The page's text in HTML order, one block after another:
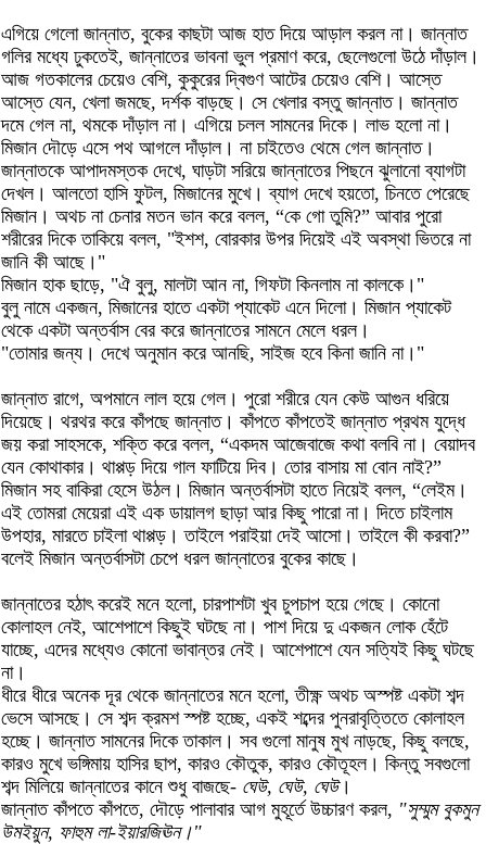
এগিয়ে গেলো জান্নাত, বুকের কাছটা আজ হাত দিয়ে আড়াল করল না। জান্নাত
গলির মধ্যে ঢুকতেই, জান্নাতের ভাবনা ভুল প্রমাণ করে, ছেলেগুলো উঠে দাঁড়াল।
আজ গতকালের চেয়েও বেশি, কুকুরের দ্বিগুণ আটের চেয়েও বেশি। আস্তে
আস্তে যেন, খেলা জমছে, দর্শক বাড়ছে। সে খেলার বস্তু জান্নাত। জান্নাত
দমে গেল না, থমকে দাঁড়াল না। এগিয়ে চলল সামনের দিকে। লাভ হলো না।
মিজান দৌড়ে এসে পথ আগলে দাঁড়াল। না চাইতেও থেমে গেল জান্নাত।
জান্নাতকে আপাদমস্তক দেখে, ঘাড়টা সরিয়ে জান্নাতের পিছনে ঝুলানো ব্যাগটা
দেখল। আলতো হাসি ফুটল, মিজানের মুখে। ব্যাগ দেখে হয়তো, চিনতে পেরেছে
মিজান। অথচ না চেনার মতন ভান করে বলল, “কে গো তুমি?” আবার পুরো
শরীরের দিকে তাকিয়ে বলল, "ইশশ, বোরকার উপর দিয়েই এই অবস্থা ভিতরে না
জানি কী আছে।"
মিজান হাক ছাড়ে, "ঐ বুলু, মালটা আন না, গিফটা কিনলাম না কালকে।"
বুলু নামে একজন, মিজানের হাতে একটা প্যাকেট এনে দিলো। মিজান প্যাকেট
থেকে একটা অন্তর্বাস বের করে জান্নাতের সামনে মেলে ধরল।
"তোমার জন্য। দেখে অনুমান করে আনছি, সাইজ হবে কিনা জানি না।"
জান্নাত রাগে, অপমানে লাল হয়ে গেল। পুরো শরীরে যেন কেউ আগুন ধরিয়ে
দিয়েছে। থরথর করে কাঁপছে জান্নাত। কাঁপতে কাঁপতেই জান্নাত প্রথম যুদ্ধে
জয় করা সাহসকে, শক্তি করে বলল, “একদম আজেবাজে কথা বলবি না। বেয়াদব
যেন কোথাকার। থাপ্পড় দিয়ে গাল ফাটিয়ে দিব। তোর বাসায় মা বোন নাই?”
মিজান সহ বাকিরা হেসে উঠল। মিজান অন্তর্বাসটা হাতে নিয়েই বলল, “লেইম।
এই তোমরা মেয়েরা এই এক ডায়ালগ ছাড়া আর কিছু পারো না। দিতে চাইলাম
উপহার, মারতে চাইলা থাপ্পড়। তাইলে পরাইয়া দেই আসো। তাইলে কী করবা?”
বলেই মিজান অন্তর্বাসটা চেপে ধরল জান্নাতের বুকের কাছে।
জান্নাতের হঠাৎ করেই মনে হলো, চারপাশটা খুব চুপচাপ হয়ে গেছে। কোনো
কোলাহল নেই, আশেপাশে কিছুই ঘটছে না। পাশ দিয়ে দু একজন লোক হেঁটে
যাচ্ছে, এদের মধ্যেও কোনো ভাবান্তর নেই। আশেপাশে যেন সত্যিই কিছু ঘটছে
না।
ধীরে ধীরে অনেক দূর থেকে জান্নাতের মনে হলো, তীক্ষ্ণ অথচ অস্পষ্ট একটা শব্দ
ভেসে আসছে। সে শব্দ ক্রমশ স্পষ্ট হচ্ছে, একই শব্দের পুনরাবৃত্তিতে কোলাহল
হচ্ছে। জান্নাত সামনের দিকে তাকাল। সব গুলো মানুষ মুখ নাড়ছে, কিছু বলছে,
কারও মুখে ভঙ্গিমায় হাসির ছাপ, কারও কৌতুক, কারও কৌতূহল। কিন্তু সবগুলো
শব্দ মিলিয়ে জান্নাতের কানে শুধু বাজছে- ঘেউ, ঘেউ, ঘেউ।
জান্নাত কাঁপতে কাঁপতে, দৌড়ে পালাবার আগ মুহূর্তে উচ্চারণ করল, "সুম্মুম বুকমুন
উমইয়ুন, ফাহুম লা-ইয়ারজিঊন।"